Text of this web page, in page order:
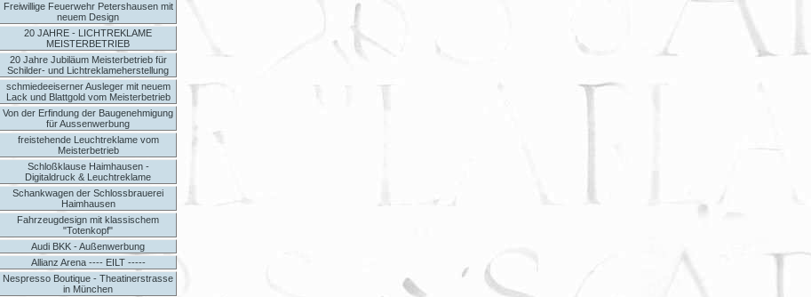
Freiwillige Feuerwehr Petershausen mit
neuem Design
20 JAHRE - LICHTREKLAME
MEISTERBETRIEB
20 Jahre Jubiläum Meisterbetrieb für
Schilder- und Lichtreklameherstellung
schmiedeeiserner Ausleger mit neuem
Lack und Blattgold vom Meisterbetrieb
Von der Erfindung der Baugenehmigung
für Aussenwerbung
freistehende Leuchtreklame vom
Meisterbetrieb
Schloßklause Haimhausen -
Digitaldruck & Leuchtreklame
Schankwagen der Schlossbrauerei
Haimhausen
Fahrzeugdesign mit klassischem
"Totenkopf"
Audi BKK - Außenwerbung
Allianz Arena ---- EILT -----
Nespresso Boutique - Theatinerstrasse
in München